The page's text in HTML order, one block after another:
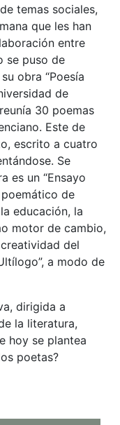
temas sociales,
que les han
entre
se puso de
obra “Poesía
de
30 poemas
Este de
escrito a cuatro
Se
es un “Ensayo
poemático de
educación, la
motor de cambio,
del
a modo de
dirigida a
la literatura,
hoy se plantea
poetas?